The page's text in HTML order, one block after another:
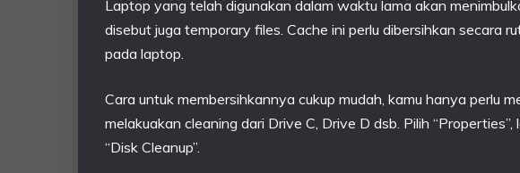
Laptop yang telah digunakan dalam waktu lama akan
disebut juga temporary files. Cache ini perlu dibersihkan secara
pada laptop.
Cara untuk membersihkannya cukup mudah, kamu hanya perlu
melakuakan cleaning dari Drive C, Drive D dsb. Pilih “Properties”,
“Disk Cleanup”.